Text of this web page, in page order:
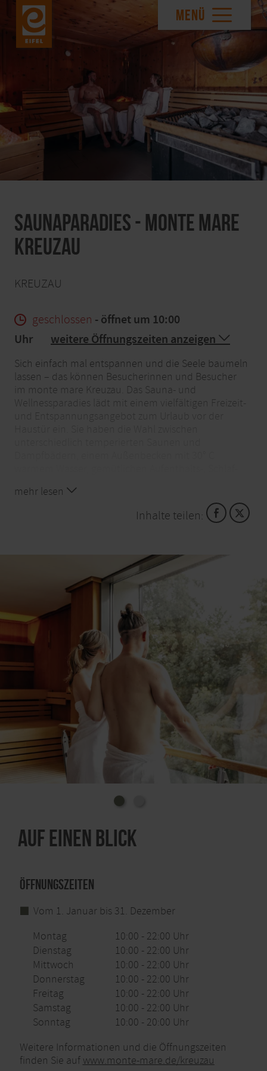
MENÜ
Saunaparadies - monte mare
Kreuzau
KREUZAU
geschlossen - öffnet um 10:00
Uhr
weitere Öffnungszeiten anzeigen
Sich einfach mal entspannen und die Seele baumeln
lassen – das können Besucherinnen und Besucher
im monte mare Kreuzau. Das Sauna- und
Wellnessparadies lädt mit einem vielfältigen Freizeit-
Im in der Region einzigartigen Textilsaunabereich
wird in Badekleidung sauniert. Zu einem
gelungenen Saunatag gehört natürlich auch gutes
vorwiegend aus regionalen und saisonalen
Produkten – immer frisch und à
la minute zubereitet. Wer zwischendurch Action und
Wasserspaß sucht, der kann im angeschlossenen
Sport- und Freizeitbad seine Bahnen ziehen oder
Wellenbad und Rutschen genießen.
mehr lesen
Inhalte teilen:
Auf einen Blick
Öffnungszeiten
Vom 1. Januar bis 31. Dezember
Montag
10:00 - 22:00 Uhr
Dienstag
10:00 - 22:00 Uhr
Mittwoch
10:00 - 22:00 Uhr
Donnerstag
10:00 - 22:00 Uhr
Freitag
10:00 - 22:00 Uhr
Samstag
10:00 - 22:00 Uhr
Sonntag
10:00 - 20:00 Uhr
Weitere Informationen und die Öffnungszeiten
finden Sie auf www.monte-mare.de/kreuzau